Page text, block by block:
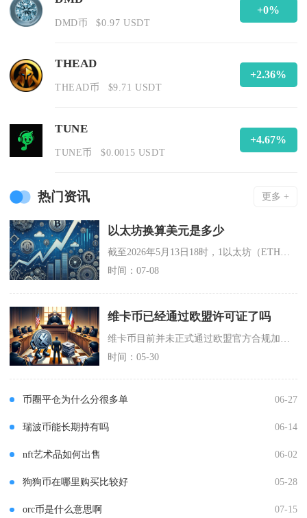
DMD币 $0.97 USDT
+0%
THEAD
THEAD币 $9.71 USDT
+2.36%
TUNE
TUNE币 $0.0015 USDT
+4.67%
热门资讯 更多 +
以太坊换算美元是多少
截至2026年5月13日18时，1以太坊（ETH）换算美元为2314.29美元，当日主流交
时间：07-08
维卡币已经通过欧盟许可证了吗
时间：05-30
币圈平仓为什么分很多单 06-27
瑞波币能长期持有吗 06-14
nft艺术品如何出售 06-02
狗狗币在哪里购买比较好 05-28
orc币是什么意思啊 07-15